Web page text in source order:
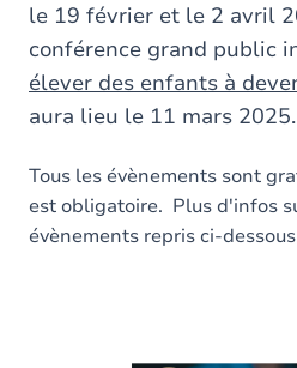
le 19 février et le 2 avril
conférence grand public
élever des enfants à
aura lieu le 11 mars 2025.
Tous les évènements sont
est obligatoire. Plus d'infos
évènements repris ci-